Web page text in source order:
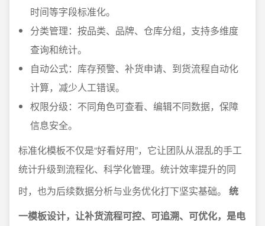
时间等字段标准化。
分类管理：按品类、品牌、仓库分组，支持多维度
查询和统计。
自动公式：库存预警、补货申请、到货流程自动化
计算，减少人工错误。
权限分级：不同角色可查看、编辑不同数据，保障
信息安全。
标准化模板不仅是“好看好用”，它让团队从混乱的手工
统计升级到流程化、科学化管理。统计效率提升的同
时，也为后续数据分析与业务优化打下坚实基础。 统
一模板设计，让补货流程可控、可追溯、可优化，是电